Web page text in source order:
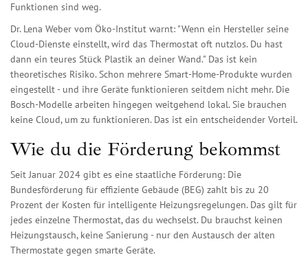
Funktionen sind weg.
Dr. Lena Weber vom Öko-Institut warnt: "Wenn ein Hersteller seine
Cloud-Dienste einstellt, wird das Thermostat oft nutzlos. Du hast
dann ein teures Stück Plastik an deiner Wand." Das ist kein
theoretisches Risiko. Schon mehrere Smart-Home-Produkte wurden
eingestellt - und ihre Geräte funktionieren seitdem nicht mehr. Die
Bosch-Modelle arbeiten hingegen weitgehend lokal. Sie brauchen
keine Cloud, um zu funktionieren. Das ist ein entscheidender Vorteil.
Wie du die Förderung bekommst
Seit Januar 2024 gibt es eine staatliche Förderung: Die
Bundesförderung für effiziente Gebäude (BEG) zahlt bis zu 20
Prozent der Kosten für intelligente Heizungsregelungen. Das gilt für
jedes einzelne Thermostat, das du wechselst. Du brauchst keinen
Heizungstausch, keine Sanierung - nur den Austausch der alten
Thermostate gegen smarte Geräte.